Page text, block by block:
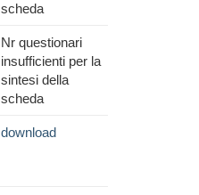
scheda
Nr questionari
insufficienti per la
sintesi della
scheda
download